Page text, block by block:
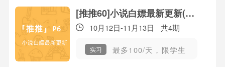
[推推60]小说白嫖最新更新(P6)
10月12日-11月13日 共4期
实习 最多100/天，限学生